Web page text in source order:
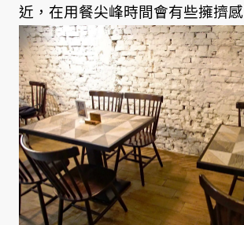
近，在用餐尖峰時間會有些擁擠感